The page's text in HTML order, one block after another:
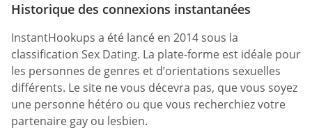
Historique des connexions instantanées
InstantHookups a été lancé en 2014 sous la
classification Sex Dating. La plate-forme est idéale pour
les personnes de genres et d’orientations sexuelles
différents. Le site ne vous décevra pas, que vous soyez
une personne hétéro ou que vous recherchiez votre
partenaire gay ou lesbien.